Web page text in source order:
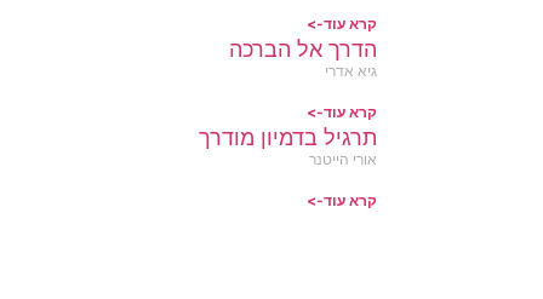
קרא עוד->
הדרך אל הברכה
גיא אדרי
קרא עוד->
תרגיל בדמיון מודרך
אורי הייטנר
קרא עוד->